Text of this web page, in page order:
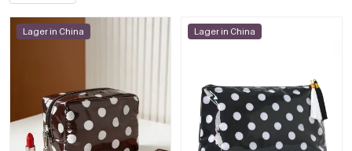
Lager in China Lager in China